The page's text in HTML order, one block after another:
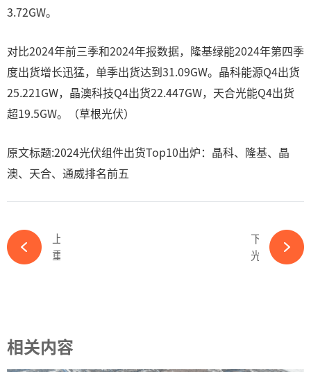
3.72GW。
对比2024年前三季和2024年报数据，隆基绿能2024年第四季
度出货增长迅猛，单季出货达到31.09GW。晶科能源Q4出货
25.221GW，晶澳科技Q4出货22.447GW，天合光能Q4出货
超19.5GW。（草根光伏）
原文标题:2024光伏组件出货Top10出炉：晶科、隆基、晶
澳、天合、通威排名前五
下一篇
光伏巨头年报解码：400亿现金筑底，海外销量同比暴增98.76%-365wm完美体育官网
相关内容